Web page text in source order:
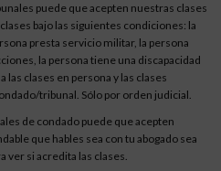
puede que acepten nuestras clases
bajo las siguientes condiciones: la
presta servicio militar, la persona
la persona tiene una discapacidad
las clases en persona y las clases
tribunal. Sólo por orden judicial.
de condado puede que acepten
que hables sea con tu abogado sea
ver si acredita las clases.